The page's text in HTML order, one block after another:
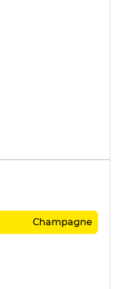
Champagne